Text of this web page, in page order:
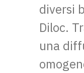
diversi
Diloc.
una